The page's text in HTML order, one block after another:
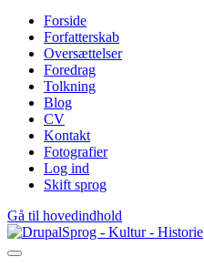
Forside
Forfatterskab
Oversættelser
Foredrag
Tolkning
Blog
CV
Kontakt
Fotografier
Log ind
Skift sprog
Gå til hovedindhold
Sprog - Kultur - Historie